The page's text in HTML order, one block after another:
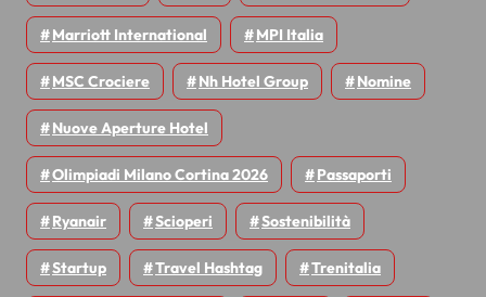
Marriott International MPI Italia
MSC Crociere Nh Hotel Group Nomine
Nuove Aperture Hotel
Olimpiadi Milano Cortina 2026 Passaporti
Ryanair Scioperi Sostenibilità
Startup Travel Hashtag Trenitalia